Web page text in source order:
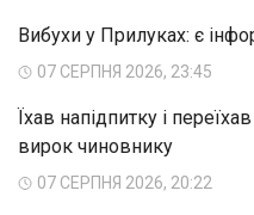
Вибухи у Прилуках: є
07 СЕРПНЯ 2026, 23:45
Їхав напідпитку і
вирок чиновнику
07 СЕРПНЯ 2026, 20:22